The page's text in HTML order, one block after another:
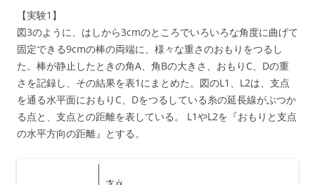
【実験1】
図3のように、はしから3cmのところでいろいろな角度に曲げて
固定できる9cmの棒の両端に、様々な重さのおもりをつるし
た。棒が静止したときの角A、角Bの大きさ、おもりC、Dの重
さを記録し、その結果を表1にまとめた。図のL1、L2は、支点
を通る水平面におもりC、Dをつるしている糸の延長線がぶつか
る点と、支点との距離を表している。 L1やL2を『おもりと支点
の水平方向の距離』とする。